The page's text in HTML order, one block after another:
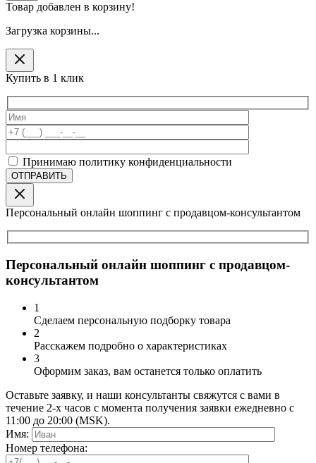
Товар добавлен в корзину!
Загрузка корзины...
Купить в 1 клик
Принимаю политику конфиденциальности
Персональный онлайн шоппинг с продавцом-консультантом
Персональный онлайн шоппинг с продавцом-
консультантом
1
Сделаем персональную подборку товара
2
Расскажем подробно о характеристиках
3
Оформим заказ, вам останется только оплатить
Оставьте заявку, и наши консультанты свяжутся с вами в
течение 2-х часов с момента получения заявки ежедневно с
11:00 до 20:00 (MSK).
Имя:
Номер телефона: